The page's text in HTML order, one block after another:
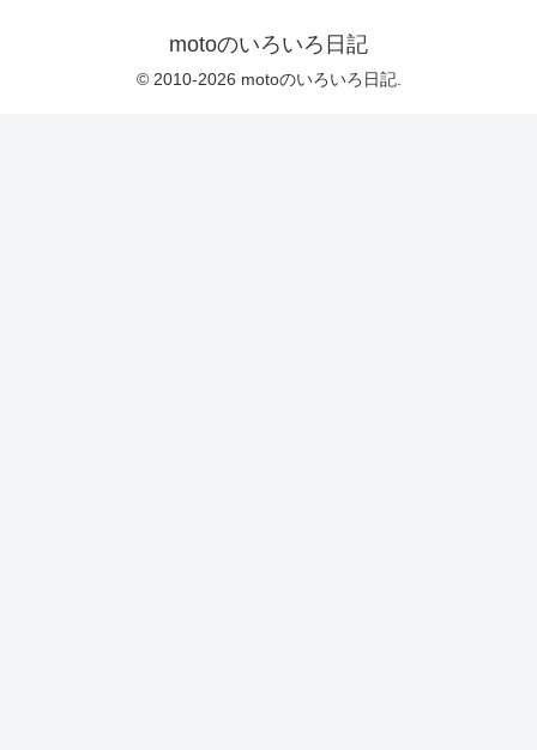
motoのいろいろ日記
© 2010-2026 motoのいろいろ日記.